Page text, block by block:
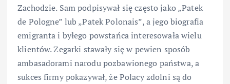
Zachodzie. Sam podpisywał się często jako „Patek
de Pologne” lub „Patek Polonais”, a jego biografia
emigranta i byłego powstańca interesowała wielu
klientów. Zegarki stawały się w pewien sposób
ambasadorami narodu pozbawionego państwa, a
sukces firmy pokazywał, że Polacy zdolni są do